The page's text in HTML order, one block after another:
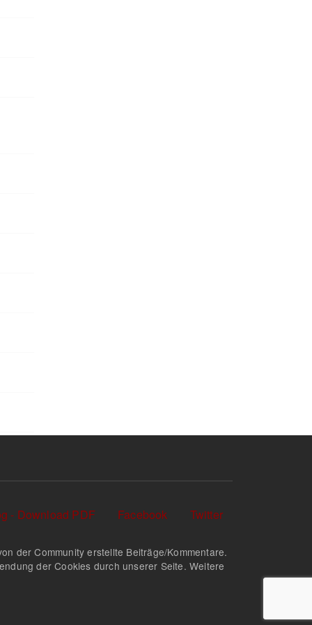
- Download PDF Facebook Twitter
der Community erstellte Beiträge/Kommentare.
der Cookies durch unserer Seite. Weitere